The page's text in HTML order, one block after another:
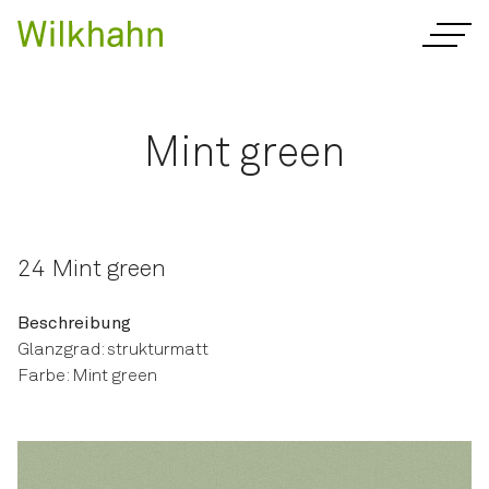
Mint green
24 Mint green
Beschreibung
Glanzgrad: strukturmatt
Farbe: Mint green